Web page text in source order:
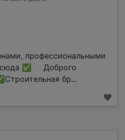
профессиональными
сюда ✅ Доброго
бр...